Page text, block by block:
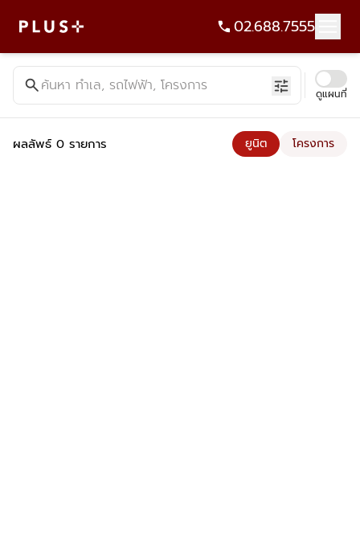
02.688.7555
ค้นหาคอนโด บ้าน ที่ดิน อาคารสำนักงาน ทั้งขายและเช่า - Plus
searchค้นหา ทำเล, รถไฟฟ้า, โครงการ tune ดูแผนที่
ผลลัพธ์ 0 รายการ ยูนิต โครงการ